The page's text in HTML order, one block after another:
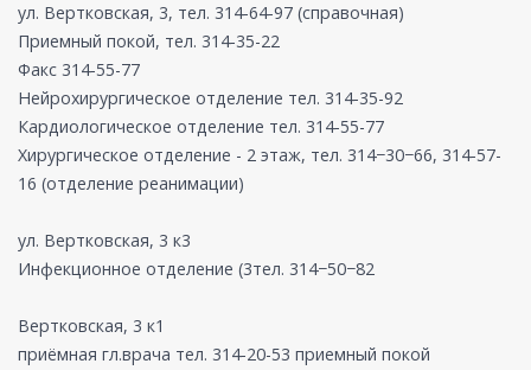
ул. Вертковская, 3, тел. 314-64-97 (справочная)
Приемный покой, тел. 314-35-22
Факс 314-55-77
Нейрохирургическое отделение тел. 314-35-92
Кардиологическое отделение тел. 314-55-77
Хирургическое отделение - 2 этаж, тел. 314−30−66, 314-57-
16 (отделение реанимации)
ул. Вертковская, 3 к3
Инфекционное отделение (3тел. 314−50−82
Вертковская, 3 к1
приёмная гл.врача тел. 314-20-53 приемный покой